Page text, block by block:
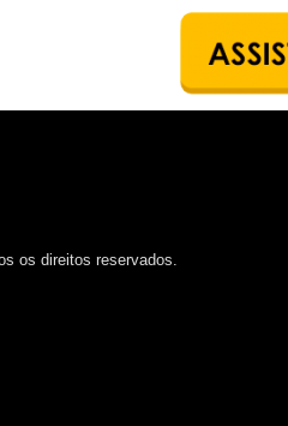
os direitos reservados.